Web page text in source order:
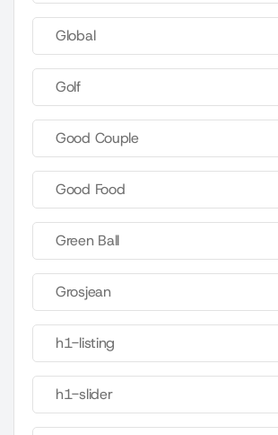
Global
Golf
Good Couple
Good Food
Green Ball
Grosjean
h1-listing
h1-slider